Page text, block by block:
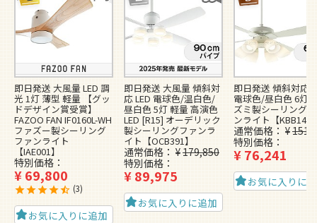
即日発送 大風量 LED 調
光 1灯 薄型 軽量 【グッ
ドデザイン賞受賞】
FAZOO FAN IF0160L-WH
ファズー製シーリング
ファンライト
【IAE001】
特別価格
¥69,800
3
お気に入りに追加
即日発送 大風量 傾斜対
応 LED 電球色/温白色/
昼白色 5灯 軽量 高演色
LED [R15] オーデリック
製シーリングファンラ
イト【OCB391】
通常価格 ¥179,850
特別価格
¥89,975
お気に入りに追加
即日発送 傾斜対応
電球色/昼白色 6灯
ズミ製シーリング
ンライト【KBB148
通常価格 ¥
特別価格
¥76,241
お気に入りに